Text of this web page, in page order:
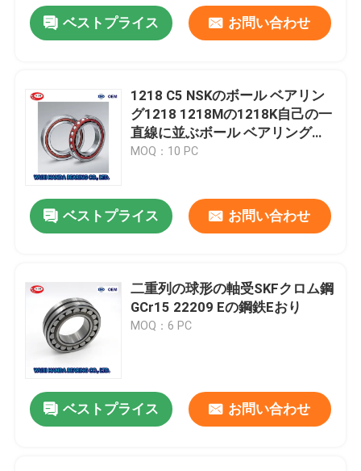
ベストプライス お問い合わせ
1218 C5 NSKのボール ベアリン
グ1218 1218Mの1218K自己の一
直線に並ぶボール ベアリング
90*160*30mm
MOQ：10 PC
ベストプライス お問い合わせ
二重列の球形の軸受SKFクロム鋼
GCr15 22209 Eの鋼鉄Eおり
MOQ：6 PC
ベストプライス お問い合わせ